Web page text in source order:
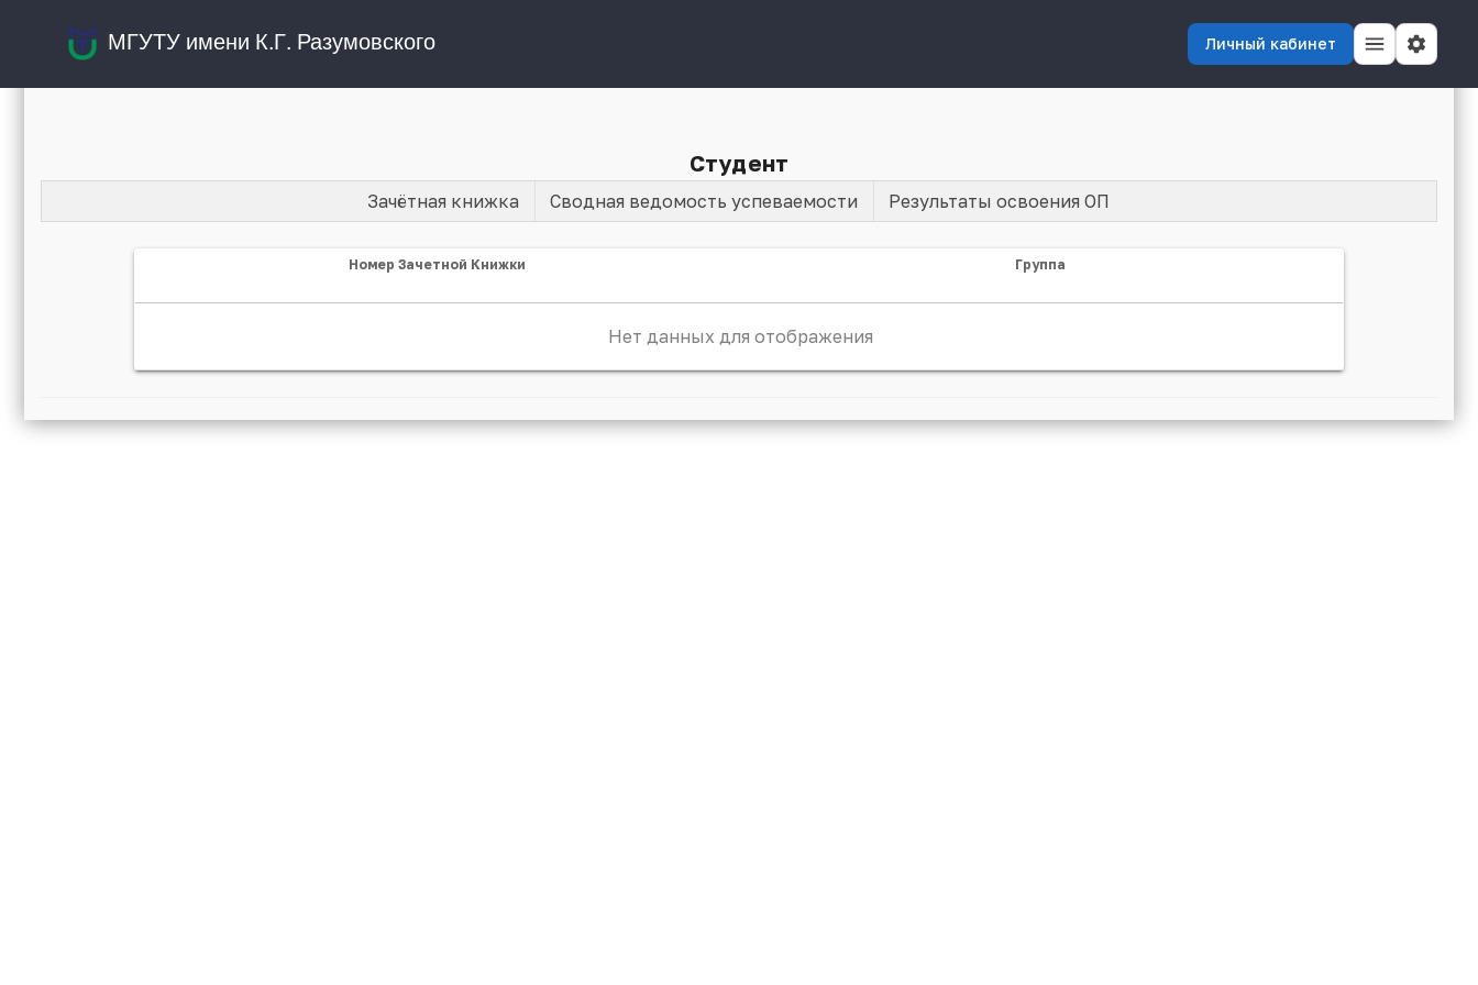
МГУТУ имени К.Г. Разумовского Личный кабинет
Студент
Зачётная книжка Сводная ведомость успеваемости Результаты освоения ОП
Номер Зачетной Книжки Группа
Нет данных для отображения